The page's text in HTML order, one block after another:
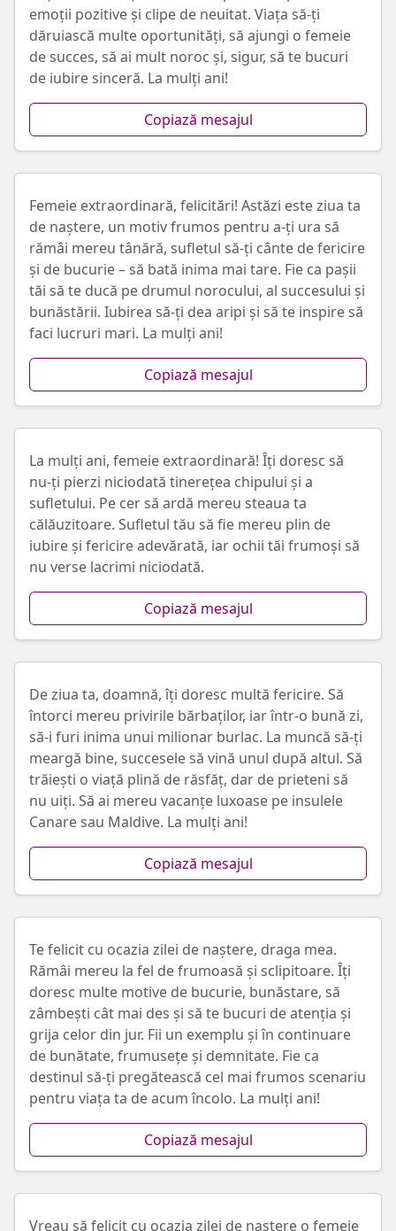
emoții pozitive și clipe de neuitat. Viața să-ți
dăruiască multe oportunități, să ajungi o femeie
de succes, să ai mult noroc și, sigur, să te bucuri
de iubire sinceră. La mulți ani!
Copiază mesajul
Femeie extraordinară, felicitări! Astăzi este ziua ta
de naștere, un motiv frumos pentru a-ți ura să
rămâi mereu tânără, sufletul să-ți cânte de fericire
și de bucurie – să bată inima mai tare. Fie ca pașii
tăi să te ducă pe drumul norocului, al succesului și
bunăstării. Iubirea să-ți dea aripi și să te inspire să
faci lucruri mari. La mulți ani!
Copiază mesajul
La mulți ani, femeie extraordinară! Îți doresc să
nu-ți pierzi niciodată tinerețea chipului și a
sufletului. Pe cer să ardă mereu steaua ta
călăuzitoare. Sufletul tău să fie mereu plin de
iubire și fericire adevărată, iar ochii tăi frumoși să
nu verse lacrimi niciodată.
Copiază mesajul
De ziua ta, doamnă, îți doresc multă fericire. Să
întorci mereu privirile bărbaților, iar într-o bună zi,
să-i furi inima unui milionar burlac. La muncă să-ți
meargă bine, succesele să vină unul după altul. Să
trăiești o viață plină de răsfăț, dar de prieteni să
nu uiți. Să ai mereu vacanțe luxoase pe insulele
Canare sau Maldive. La mulți ani!
Copiază mesajul
Te felicit cu ocazia zilei de naștere, draga mea.
Rămâi mereu la fel de frumoasă și sclipitoare. Îți
doresc multe motive de bucurie, bunăstare, să
zâmbești cât mai des și să te bucuri de atenția și
grija celor din jur. Fii un exemplu și în continuare
de bunătate, frumusețe și demnitate. Fie ca
destinul să-ți pregătească cel mai frumos scenariu
pentru viața ta de acum încolo. La mulți ani!
Copiază mesajul
Vreau să felicit cu ocazia zilei de naștere o femeie